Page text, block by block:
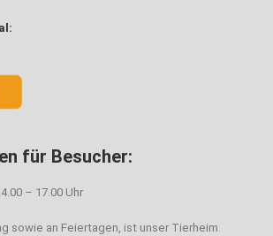
für Besucher:
– 17.00 Uhr
sowie an Feiertagen, ist unser Tierheim